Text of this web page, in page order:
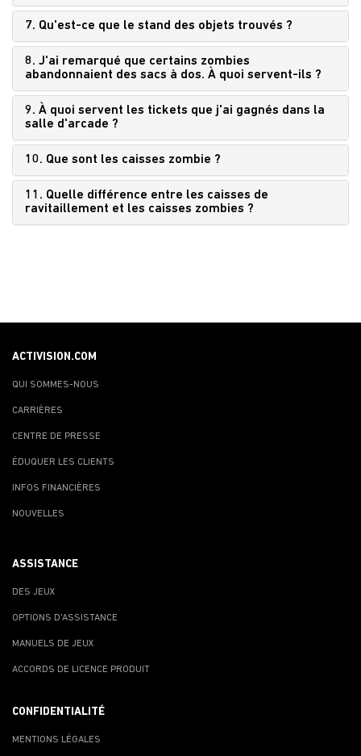
7. Qu'est-ce que le stand des objets trouvés ?
8. J'ai remarqué que certains zombies
abandonnaient des sacs à dos. À quoi servent-ils ?
9. À quoi servent les tickets que j'ai gagnés dans la
salle d'arcade ?
10. Que sont les caisses zombie ?
11. Quelle différence entre les caisses de
ravitaillement et les caisses zombies ?
ACTIVISION.COM
QUI SOMMES-NOUS
CARRIÈRES
CENTRE DE PRESSE
ÉDUQUER LES CLIENTS
INFOS FINANCIÈRES
NOUVELLES
ASSISTANCE
DES JEUX
OPTIONS D'ASSISTANCE
MANUELS DE JEUX
ACCORDS DE LICENCE PRODUIT
CONFIDENTIALITÉ
MENTIONS LÉGALES